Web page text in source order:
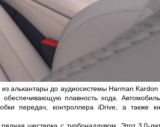
алькантары до аудиосистемы Harman
плавность хода.
передач, контроллера iDrive, а также
шестерка с турбонаддувом. Этот 3,0-